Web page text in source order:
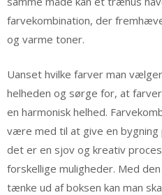
farvekombination, der
og varme toner.
Uanset hvilke farver man
helheden og sørge for, at
en harmonisk helhed.
være med til at give en
det er en sjov og kreativ
forskellige muligheder. Med
tænke ud af boksen kan man